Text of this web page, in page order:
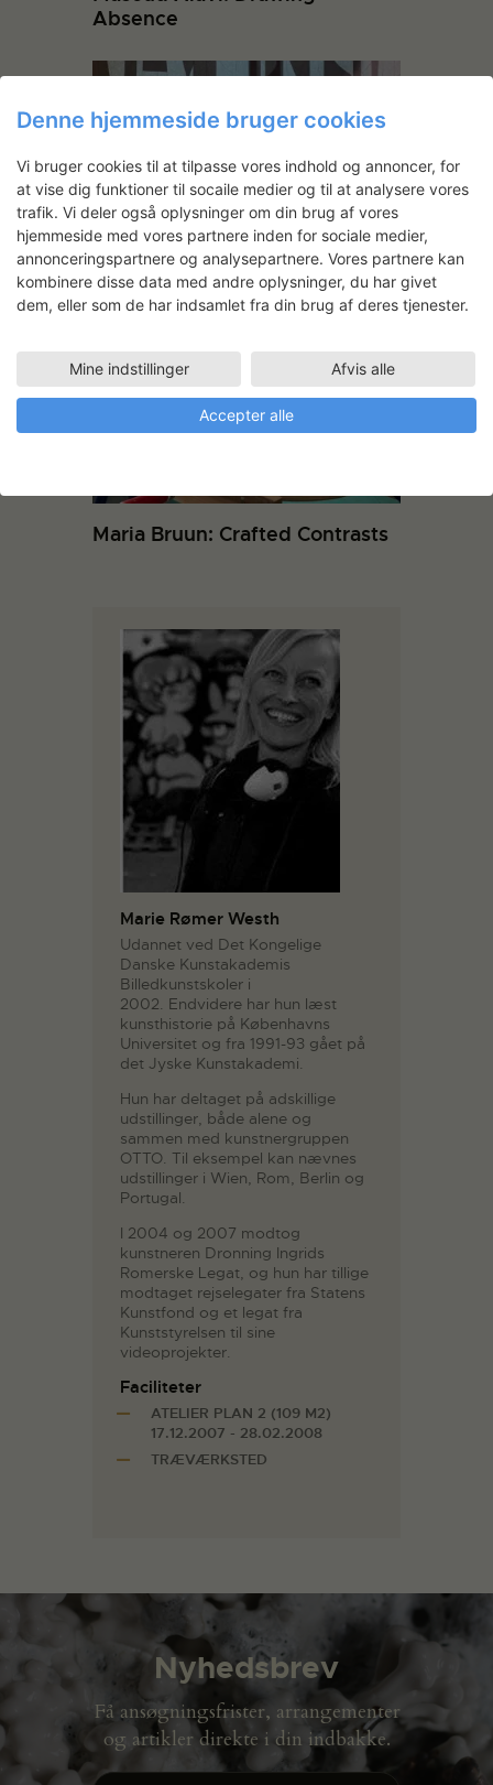
Absence
Simone Vestergaard: The
Space of the Inbetween
Maria Bruun: Crafted Contrasts
Marie Rømer Westh
Udannet ved Det Kongelige
Danske Kunstakademis
Billedkunstskoler i
2002. Endvidere har hun læst
kunsthistorie på Københavns
Universitet og fra 1991-93 gået på
det Jyske Kunstakademi.
Hun har deltaget på adskillige
udstillinger, både alene og
sammen med kunstnergruppen
OTTO. Til eksempel kan nævnes
udstillinger i Wien, Rom, Berlin og
Portugal.
I 2004 og 2007 modtog
kunstneren Dronning Ingrids
Romerske Legat, og hun har tillige
modtaget rejselegater fra Statens
Kunstfond og et legat fra
Kunststyrelsen til sine
videoprojekter.
Faciliteter
ATELIER PLAN 2 (109 M2)
17.12.2007 - 28.02.2008
TRÆVÆRKSTED
Nyhedsbrev
Få ansøgningsfrister, arrangementer
og artikler direkte i din indbakke.
Denne hjemmeside bruger cookies
Vi bruger cookies til at tilpasse vores indhold og annoncer, for
at vise dig funktioner til socaile medier og til at analysere vores
trafik. Vi deler også oplysninger om din brug af vores
hjemmeside med vores partnere inden for sociale medier,
annonceringspartnere og analysepartnere. Vores partnere kan
kombinere disse data med andre oplysninger, du har givet
dem, eller som de har indsamlet fra din brug af deres tjenester.
Mine indstillinger Afvis alle
Accepter alle